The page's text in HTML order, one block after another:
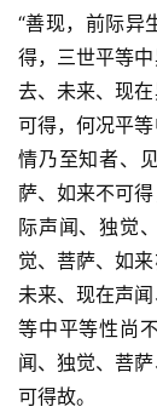
“善现，前际异
得，三世平等
去、未来、现
可得，何况平
情乃至知者、
萨、如来不可
际声闻、独觉
觉、菩萨、如
未来、现在声
等中平等性尚
闻、独觉、菩
可得故。